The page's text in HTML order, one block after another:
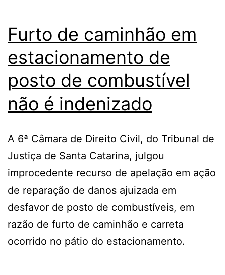
Furto de caminhão em
estacionamento de
posto de combustível
não é indenizado
A 6ª Câmara de Direito Civil, do Tribunal de
Justiça de Santa Catarina, julgou
improcedente recurso de apelação em ação
de reparação de danos ajuizada em
desfavor de posto de combustíveis, em
razão de furto de caminhão e carreta
ocorrido no pátio do estacionamento.